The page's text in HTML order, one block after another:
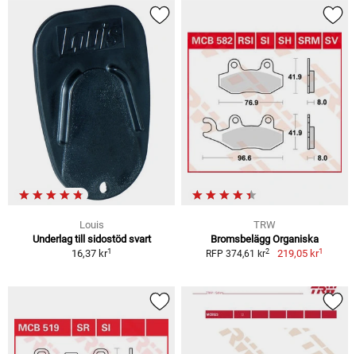
Louis
Underlag till sidostöd svart
16,37 kr1
TRW
Bromsbelägg Organiska
RFP 374,61 kr2 219,05 kr1